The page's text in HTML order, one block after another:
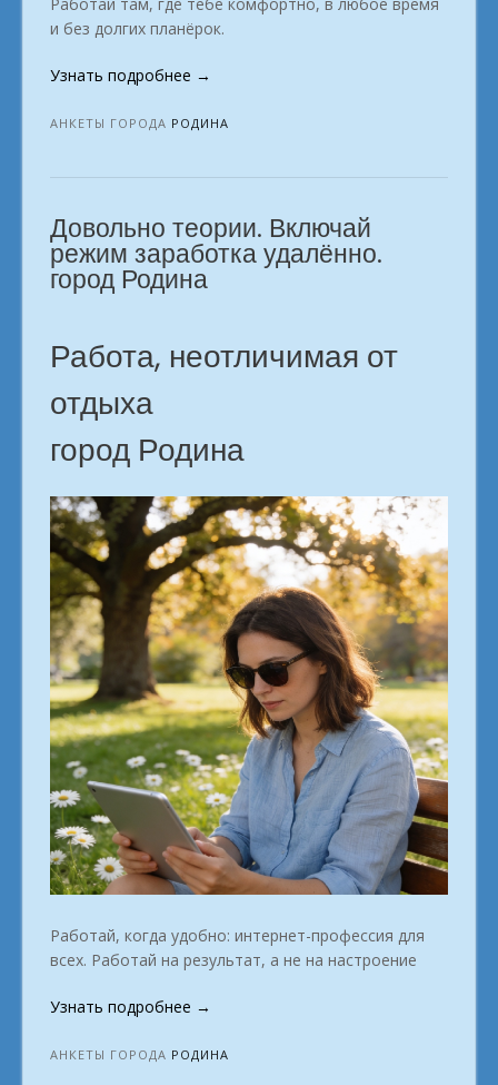
Работай там, где тебе комфортно, в любое время
и без долгих планёрок.
Узнать подробнее «Работай
дома
развивайся.
городе
Родина»
→
АНКЕТЫ ГОРОДА РОДИНА
Довольно теории. Включай
режим заработка удалённо.
город Родина
Работа, неотличимая от
отдыха
город Родина
Работай, когда удобно: интернет-профессия для
всех. Работай на результат, а не на настроение
Узнать подробнее «Довольно
Включай
→
АНКЕТЫ ГОРОДА РОДИНА